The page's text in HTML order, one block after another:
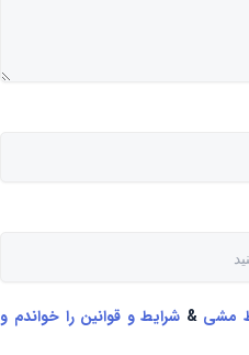
مشی &شرایط و قوانین را خواندم و